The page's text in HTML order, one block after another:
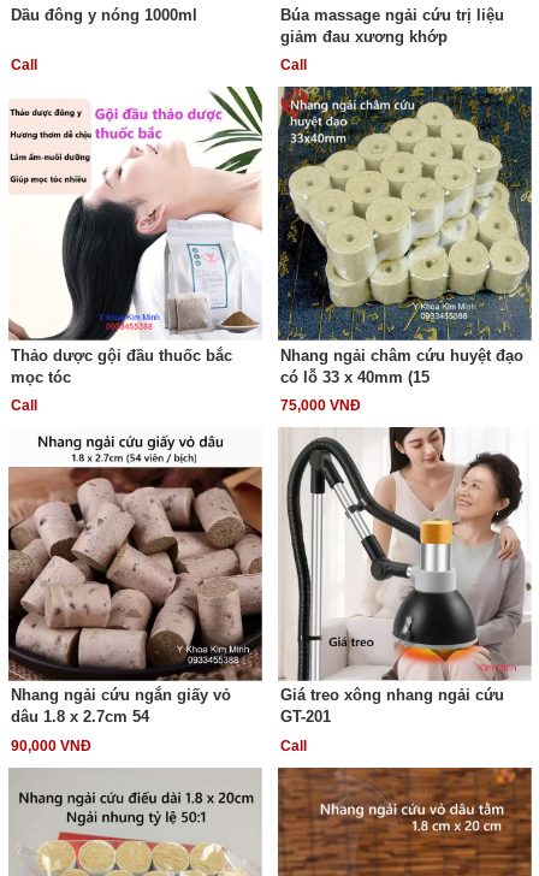
Dầu đông y nóng 1000ml
Call
Búa massage ngải cứu trị liệu
giảm đau xương khớp
Call
Thảo dược gội đầu thuốc bắc
mọc tóc
Call
Nhang ngải châm cứu huyệt đạo
có lỗ 33 x 40mm (15
75,000 VNĐ
Nhang ngải cứu ngắn giấy vỏ
dâu 1.8 x 2.7cm 54
90,000 VNĐ
Giá treo xông nhang ngải cứu
GT-201
Call